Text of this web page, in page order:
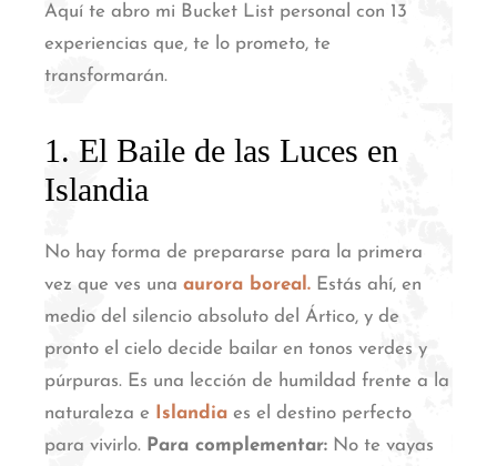
Aquí te abro mi Bucket List personal con 13
experiencias que, te lo prometo, te
transformarán.
1. El Baile de las Luces en
Islandia
No hay forma de prepararse para la primera
vez que ves unaaurora boreal. Estás ahí, en
medio del silencio absoluto del Ártico, y de
pronto el cielo decide bailar en tonos verdes y
púrpuras. Es una lección de humildad frente a la
naturaleza e
Islandia es el destino perfecto
para vivirlo. Para complementar: No te vayas